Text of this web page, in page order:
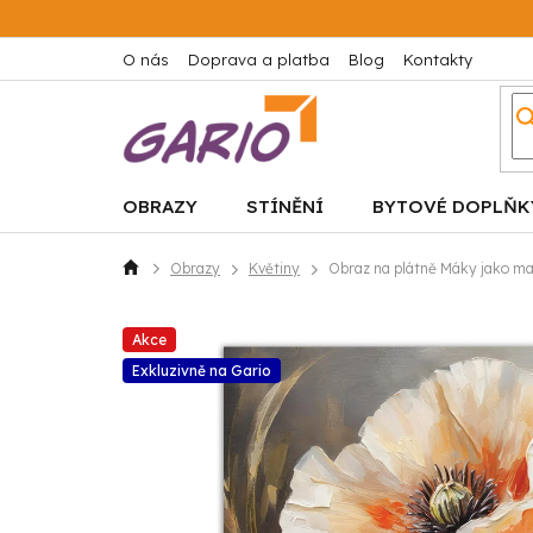
na
O nás Doprava a platba Blog Kontakty
OBRAZY STÍNĚNÍ BYTOVÉ
Domů Obrazy Květiny Obraz na plátně Máky jako
Akce
Exkluzivně na Gario